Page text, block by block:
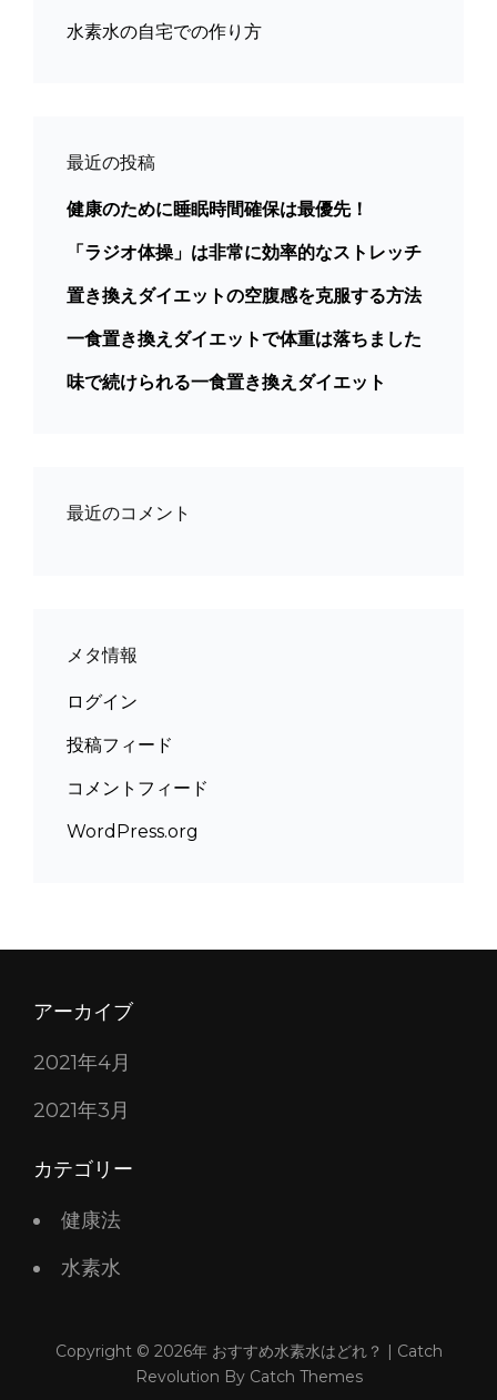
水素水の自宅での作り方
最近の投稿
健康のために睡眠時間確保は最優先！
「ラジオ体操」は非常に効率的なストレッチ
置き換えダイエットの空腹感を克服する方法
一食置き換えダイエットで体重は落ちました
味で続けられる一食置き換えダイエット
最近のコメント
メタ情報
ログイン
投稿フィード
コメントフィード
WordPress.org
アーカイブ
2021年4月
2021年3月
カテゴリー
健康法
水素水
Copyright © 2026年 おすすめ水素水はどれ？ | Catch
Revolution By Catch Themes